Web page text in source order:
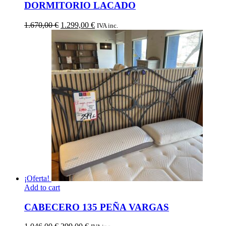
DORMITORIO LACADO
1.670,00€ El
original
era:
1.670,00 €.
1.299,00 €El
precio
actual
es:
1.299,00 €.
IVA inc.
¡Oferta!
Add to cart
CABECERO 135 PEÑA VARGAS